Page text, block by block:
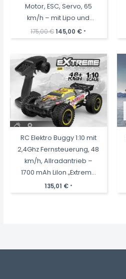
Motor, ESC, Servo, 65
km/h – mit Lipo und
2,4Ghz
175,00€Ursprünglicher
175,00 €
145,00 €Aktueller
145,00 €.
*
RC Elektro Buggy 1:10 mit
2,4Ghz Fernsteuerung, 48
km/h, Allradantrieb –
1700 mAh LiIon „Extreme
202E“
135,01 € *